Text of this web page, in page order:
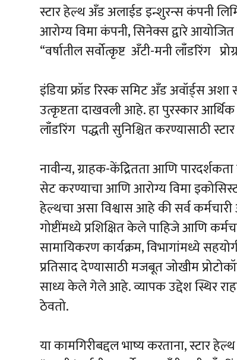
स्टार हेल्थ अँड अलाईड इन्शुरन्स कंपनी
आरोग्य विमा कंपनी, सिनेक्स द्वारे आयोजित
“वर्षातील सर्वोत्कृष्ट अँटी-मनी लाँडरिंग
इंडिया फ्रॉड रिस्क समिट अँड अवॉर्ड्स
उत्कृष्टता दाखवली आहे. हा पुरस्कार
लाँडरिंग पद्धती सुनिश्चित करण्यासाठी
नावीन्य, ग्राहक-केंद्रितता आणि
सेट करण्याचा आणि आरोग्य विमा
हेल्थचा असा विश्वास आहे की सर्व
गोष्टींमध्ये प्रशिक्षित केले पाहिजे आणि
सामायिकरण कार्यक्रम, विभागांमध्ये
प्रतिसाद देण्यासाठी मजबूत जोखीम
साध्य केले गेले आहे. व्यापक उद्देश स्थिर
ठेवतो.
या कामगिरीबद्दल भाष्य करताना, स्टार